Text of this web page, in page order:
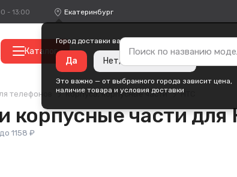
- 13:00 Екатеринбург
Город доставки ваших покупок —
Да Нет, изменить город
Это важно — от выбранного города зависит цена,
наличие товара и условия доставки
Каталог
телефонов Корпуса, корпусные части HTC
корпусные части для
1158 ₽